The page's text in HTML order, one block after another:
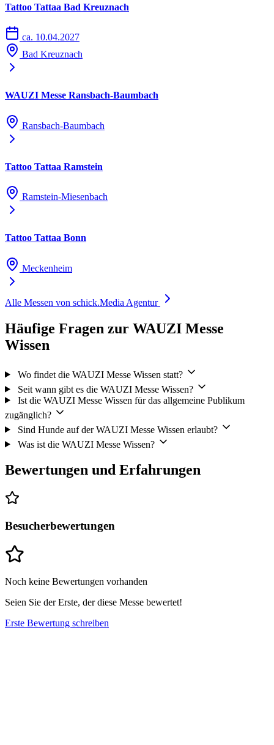
Tattoo Tattaa Bad Kreuznach
ca. 10.04.2027
Bad Kreuznach
WAUZI Messe Ransbach-Baumbach
Ransbach-Baumbach
Tattoo Tattaa Ramstein
Ramstein-Miesenbach
Tattoo Tattaa Bonn
Meckenheim
Alle Messen von schick.Media Agentur
Häufige Fragen zur WAUZI Messe
Wissen
Wo findet die WAUZI Messe Wissen statt?
Seit wann gibt es die WAUZI Messe Wissen?
Ist die WAUZI Messe Wissen für das allgemeine Publikum
zugänglich?
Sind Hunde auf der WAUZI Messe Wissen erlaubt?
Was ist die WAUZI Messe Wissen?
Bewertungen und Erfahrungen
Besucherbewertungen
Noch keine Bewertungen vorhanden
Seien Sie der Erste, der diese Messe bewertet!
Erste Bewertung schreiben